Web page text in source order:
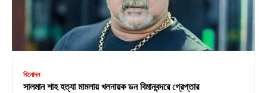
বিনোদন
সালমান শাহ হত্যা মামলায় খলনায়ক ডন বিমানবন্দরে গ্রেপ্তার